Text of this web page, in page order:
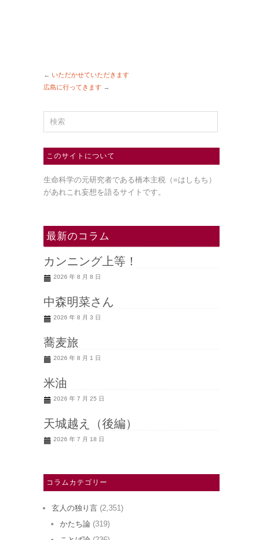
← いただかせていただきます
広島に行ってきます →
このサイトについて
生命科学の元研究者である橋本主税（=はしもち）
があれこれ妄想を語るサイトです。
最新のコラム
カンニング上等！
2026 年 8 月 8 日
中森明菜さん
2026 年 8 月 3 日
蕎麦旅
2026 年 8 月 1 日
米油
2026 年 7 月 25 日
天城越え（後編）
2026 年 7 月 18 日
コラムカテゴリー
玄人の独り言 (2,351)
かたち論 (319)